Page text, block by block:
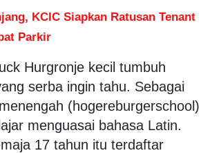
KCIC Siapkan Ratusan Tenant
Parkir
Hurgronje kecil tumbuh
serba ingin tahu. Sebagai
(hogereburgerschool)
menguasai bahasa Latin.
17 tahun itu terdaftar